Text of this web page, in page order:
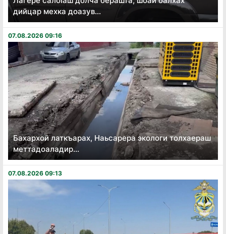
дийцар мехка доазув...
07.08.2026 09:16
Бахархой латкъарах, Наьсарера экологи толхаераш
меттадоаладир...
07.08.2026 09:13